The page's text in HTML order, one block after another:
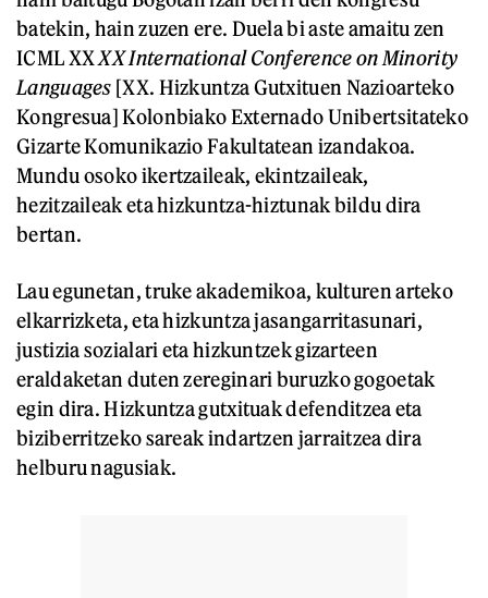
batekin, hain zuzen ere. Duela bi aste amaitu zen
ICML XXXX International Conference on Minority
Languages [XX. Hizkuntza Gutxituen Nazioarteko
Kongresua] Kolonbiako Externado Unibertsitateko
Gizarte Komunikazio Fakultatean izandakoa.
Mundu osoko ikertzaileak, ekintzaileak,
hezitzaileak eta hizkuntza-hiztunak bildu dira
bertan.
Lau egunetan, truke akademikoa, kulturen arteko
elkarrizketa, eta hizkuntza jasangarritasunari,
justizia sozialari eta hizkuntzek gizarteen
eraldaketan duten zereginari buruzko gogoetak
egin dira. Hizkuntza gutxituak defenditzea eta
biziberritzeko sareak indartzen jarraitzea dira
helburu nagusiak.